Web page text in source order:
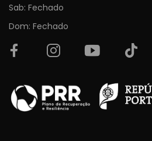
Sab: Fechado
Dom: Fechado